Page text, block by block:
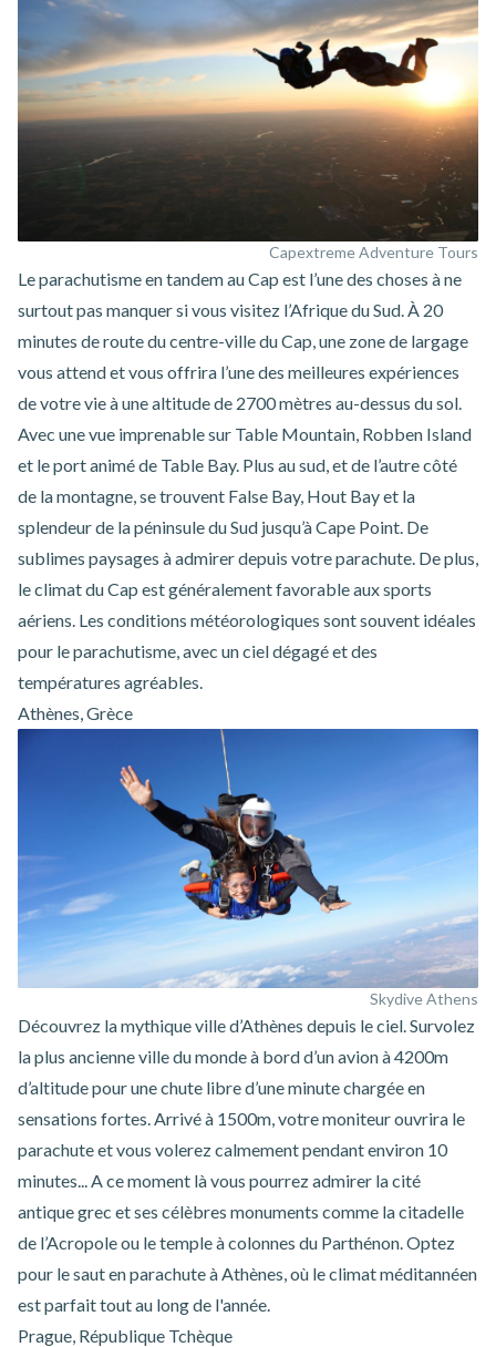
Capextreme Adventure Tours
Leparachutisme en tandem au Cap est l’une des choses à ne
surtout pas manquer si vous visitez l’Afrique du Sud. À 20
minutes de route du centre-ville du Cap, une zone de largage
vous attend et vous offrira l’une des meilleures expériences
de votre vie à une altitude de 2700 mètres au-dessus du sol.
Avec une vue imprenable sur Table Mountain, Robben Island
et le port animé de Table Bay. Plus au sud, et de l’autre côté
de la montagne, se trouvent False Bay, Hout Bay et la
splendeur de la péninsule du Sud jusqu’à Cape Point. De
sublimes paysages à admirer depuis votre parachute. De plus,
le climat du Cap est généralement favorable aux sports
aériens. Les conditions météorologiques sont souvent idéales
pour le parachutisme, avec un ciel dégagé et des
températures agréables.
Athènes, Grèce
Skydive Athens
Découvrez la mythique ville d’Athènes depuis le ciel. Survolez
la plus ancienne ville du monde à bord d’un avion à 4200m
d’altitude pour une chute libre d’une minute chargée en
sensations fortes. Arrivé à 1500m, votre moniteur ouvrira le
parachute et vous volerez calmement pendant environ 10
minutes... A ce moment là vous pourrez admirer la cité
antique grec et ses célèbres monuments comme la citadelle
de l’Acropole ou le temple à colonnes du Parthénon. Optez
pour lesaut en parachute à Athènes, où le climat méditannéen
est parfait tout au long de l'année.
Prague, République Tchèque